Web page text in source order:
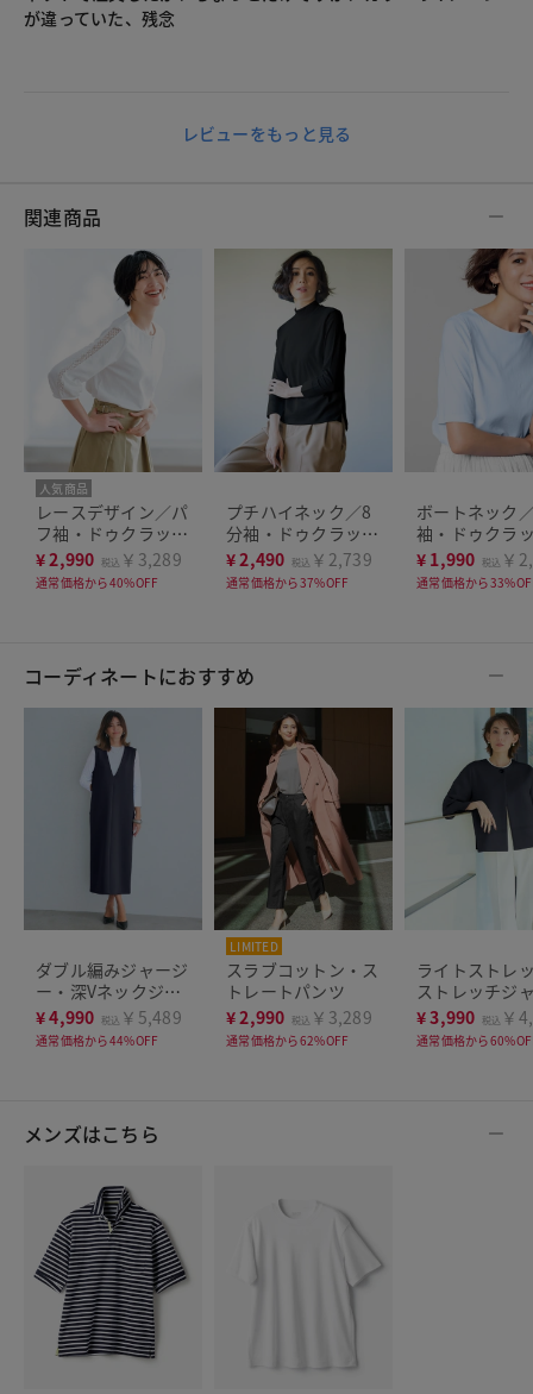
が違っていた、残念
レビューをもっと見る
関連商品
人気商品
レースデザイン／パ
フ袖・ドゥクラッセ
Tシャツ
¥2,990 税込 ￥3,289
通常価格から40%OFF
プチハイネック／8
分袖・ドゥクラッセ
Tシャツ
¥2,490 税込 ￥2,739
通常価格から37%OFF
ボートネック
袖・ドゥクラ
シャツ（58cm
¥ 1,990 税込 ￥
通常価格から
コーディネートにおすすめ
ダブル編みジャージ
ー・深Vネックジャ
ンスカ 120cm
¥4,990 税込 ￥5,489
通常価格から44%OFF
LIMITED
スラブコットン・ス
トレートパンツ
¥2,990 税込 ￥3,289
通常価格から62%OFF
ライトストレ
ストレッチジ
ト
¥3,990 税込 ￥
通常価格から
メンズはこちら